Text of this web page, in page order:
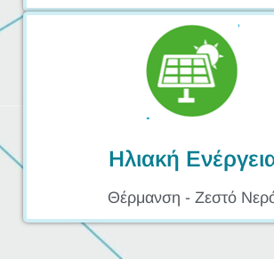
Ηλιακή
Θέρμανση - Ζεστό